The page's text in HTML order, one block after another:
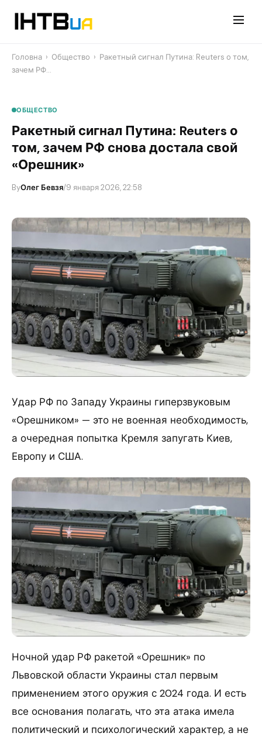
Головна › Общество › ​Ракетный сигнал Путина: Reuters о том,
зачем РФ…
ОБЩЕСТВО
​Ракетный сигнал Путина: Reuters о
том, зачем РФ снова достала свой
«Орешник»
ByОлег Бевзя/9 января 2026, 22:58
Удар РФ по Западу Украины гиперзвуковым
«Орешником» — это не военная необходимость,
а очередная попытка Кремля запугать Киев,
Европу и США.
Ночной удар РФ ракетой «Орешник» по
Львовской области Украины стал первым
применением этого оружия с 2024 года. И есть
все основания полагать, что эта атака имела
политический и психологический характер, а не